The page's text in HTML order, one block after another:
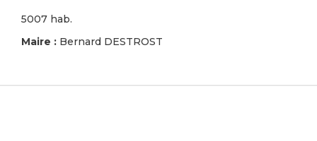
5007 hab.
Maire : Bernard DESTROST